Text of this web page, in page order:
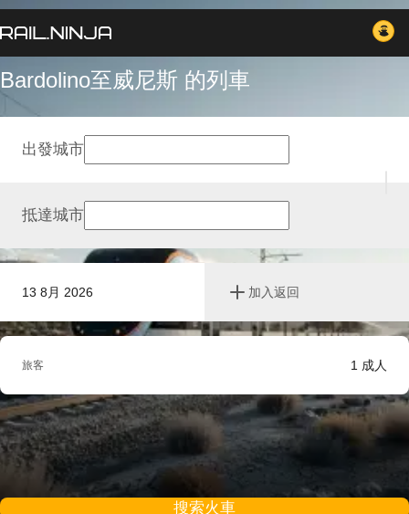
Bardolino至威尼斯 的列車
13 8月 2026 加入返回
出發城市
抵達城市
旅客 1 成人
搜索火車